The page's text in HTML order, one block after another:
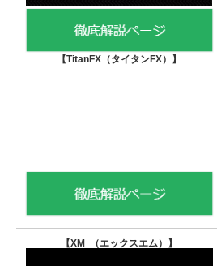
【TitanFX（タイタンFX） 】
【XM （エックスエム） 】